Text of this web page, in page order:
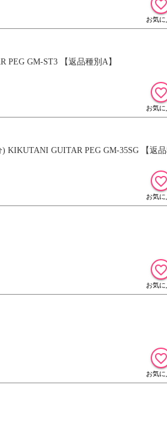
PEG GM-ST3 【返品種別A】
GUITAR PEG GM-35SG 【返品